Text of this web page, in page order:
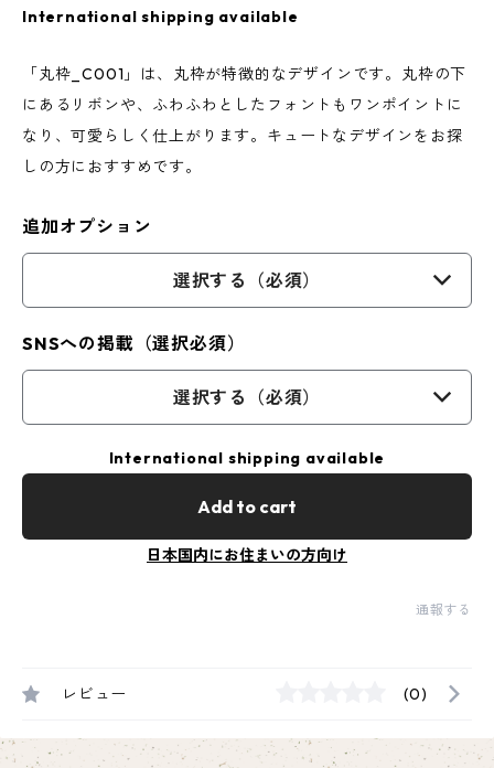
International shipping available
「丸枠_C001」は、丸枠が特徴的なデザインです。丸枠の下
にあるリボンや、ふわふわとしたフォントもワンポイントに
なり、可愛らしく仕上がります。キュートなデザインをお探
しの方におすすめです。
追加オプション
選択する（必須）
SNSへの掲載（選択必須）
選択する（必須）
International shipping available
Add to cart
日本国内にお住まいの方向け
通報する
レビュー (0)